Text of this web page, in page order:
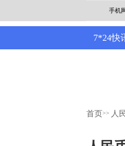
手机
7*24快
首页>> 人